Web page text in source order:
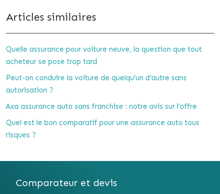
Articles similaires
Quelle assurance pour voiture neuve, la question que tout
acheteur se pose trop tard
Peut-on conduire la voiture de quelqu’un d’autre sans
autorisation ?
Axa assurance auto sans franchise : notre avis sur l’offre
Quel est le bon comparatif pour une assurance auto tous
risques ?
Comparateur et devis